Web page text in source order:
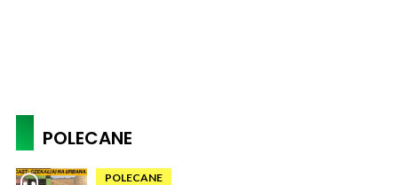
POLECANE
POLECANE